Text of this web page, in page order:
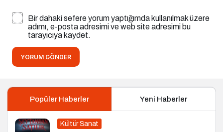
Bir dahaki sefere yorum yaptığımda kullanılmak üzere
adımı, e-posta adresimi ve web site adresimi bu
tarayıcıya kaydet.
YORUM GÖNDER
Popüler Haberler Yeni Haberler
Kültür Sanat